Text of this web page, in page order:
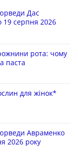
Дас
серпня 2026
рота: чому
паста
для жінок*
Авраменко
2026 року